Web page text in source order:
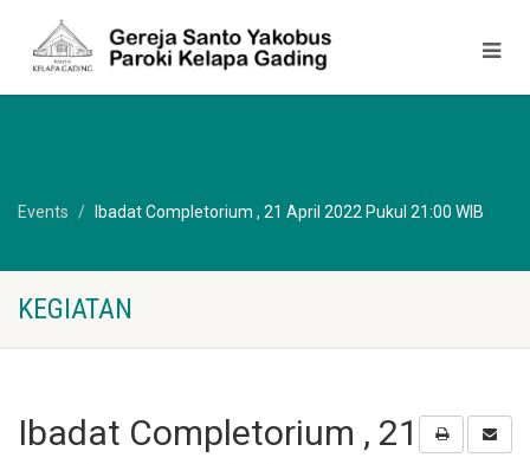
Events Ibadat Completorium , 21 April 2022 Pukul 21:00 WIB
KEGIATAN
Ibadat Completorium , 21